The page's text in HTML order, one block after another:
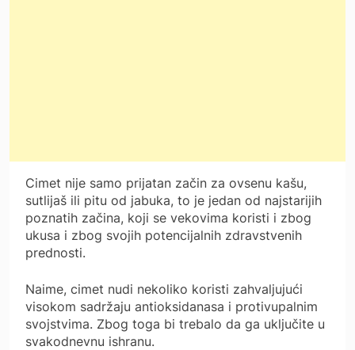
Cimet nije samo prijatan začin za ovsenu kašu,
sutlijaš ili pitu od jabuka, to je jedan od najstarijih
poznatih začina, koji se vekovima koristi i zbog
ukusa i zbog svojih potencijalnih zdravstvenih
prednosti.
Naime, cimet nudi nekoliko koristi zahvaljujući
visokom sadržaju antioksidanasa i protivupalnim
svojstvima. Zbog toga bi trebalo da ga uključite u
svakodnevnu ishranu.